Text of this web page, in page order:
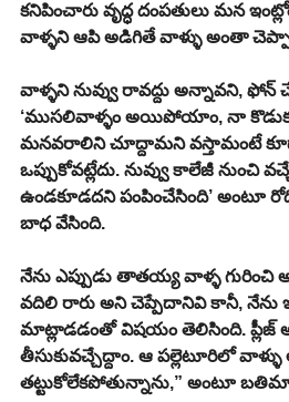
కనిపించారు వృద్ధ దంపతులు మన
వాళ్ళని ఆపి అడిగితే వాళ్ళు అంతా
వాళ్ళని నువ్వు రావద్దు అన్నావని, ఫోన్
‘ముసలివాళ్ళం అయిపోయాం, నా
మనవరాలిని చూద్దామని వస్తామంటే
ఒప్పుకోవట్లేదు. నువ్వు కాలేజీ నుంచి
ఉండకూడదని పంపించేసింది’ అంటూ
బాధ వేసింది.
నేను ఎప్పుడు తాతయ్య వాళ్ళ గురించి
వదిలి రారు అని చెప్పేదానివి కానీ, నేను
మాట్లాడడంతో విషయం తెలిసింది. ప్లీజ్
తీసుకువచ్చేద్దాం. ఆ పల్లెటూరిలో వాళ్ళు
తట్టుకోలేకపోతున్నాను,” అంటూ